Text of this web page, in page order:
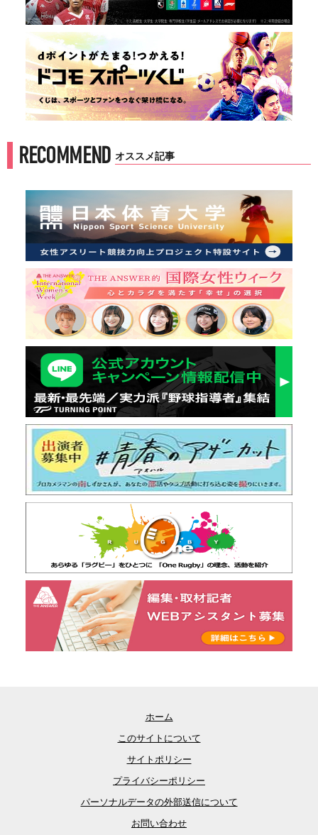
RECOMMEND オススメ記事
ホーム
このサイトについて
サイトポリシー
プライバシーポリシー
パーソナルデータの外部送信について
お問い合わせ